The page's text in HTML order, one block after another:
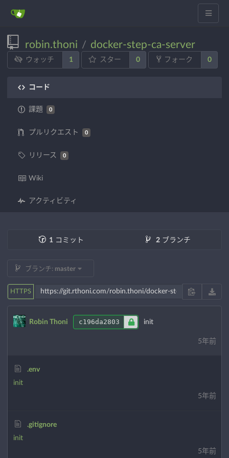
robin.thoni / docker-step-ca-server
ウォッチ 1 スター 0 フォーク 0
コード
課題 0
プルリクエスト 0
リリース 0
Wiki
アクティビティ
1 コミット 2ブランチ
ブランチ: master
HTTPS
Robin Thoni c196da2803 init
5年前
.env
init
5年前
.gitignore
init
5年前